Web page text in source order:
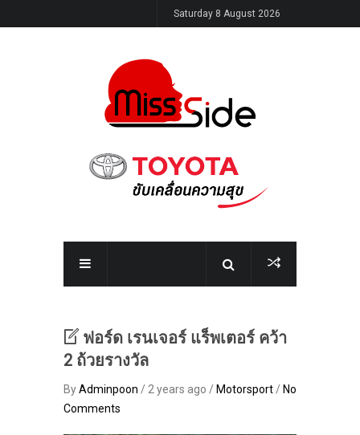
Saturday 8 August 2026
ฟอร์ด เรนเจอร์ แร็พเตอร์ คว้า
2 ถ้วยรางวัล
ByAdminpoon / 2 years ago / Motorsport/ No
Comments